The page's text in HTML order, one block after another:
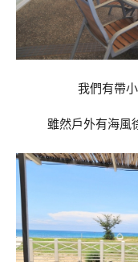
我們有帶
雖然戶外有海風